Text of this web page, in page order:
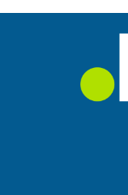
WORKSHOP
LISBOA –